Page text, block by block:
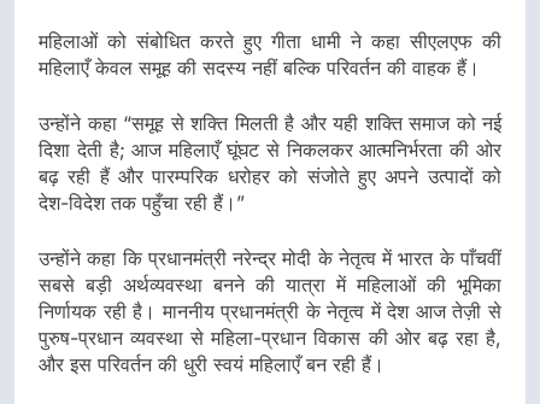
महिलाओं को संबोधित करते हुए गीता धामी ने कहा सीएलएफ की
महिलाएँ केवल समूह की सदस्य नहीं बल्कि परिवर्तन की वाहक हैं।
उन्होंने कहा “समूह से शक्ति मिलती है और यही शक्ति समाज को नई
दिशा देती है; आज महिलाएँ घूंघट से निकलकर आत्मनिर्भरता की ओर
बढ़ रही हैं और पारम्परिक धरोहर को संजोते हुए अपने उत्पादों को
देश-विदेश तक पहुँचा रही हैं।”
उन्होंने कहा कि प्रधानमंत्री नरेन्द्र मोदी के नेतृत्व में भारत के पाँचवीं
सबसे बड़ी अर्थव्यवस्था बनने की यात्रा में महिलाओं की भूमिका
निर्णायक रही है। माननीय प्रधानमंत्री के नेतृत्व में देश आज तेज़ी से
पुरुष-प्रधान व्यवस्था से महिला-प्रधान विकास की ओर बढ़ रहा है,
और इस परिवर्तन की धुरी स्वयं महिलाएँ बन रही हैं।